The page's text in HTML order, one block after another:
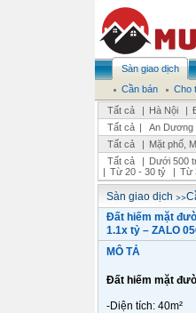
Sàn giao dịch
Cần bán
Cho
Tất cả
| Hà Nội |
Tất cả | An Dương
Tất cả
| Mặt phố,
Tất cả
| Dưới 500
| Từ 20 - 30 tỷ | Từ
Sàn giao dịch >>
Đất hiếm mặt
1.1x tỷ – ZALO
MÔ TẢ
Đất hiếm mặt
-Diện tích: 40m²